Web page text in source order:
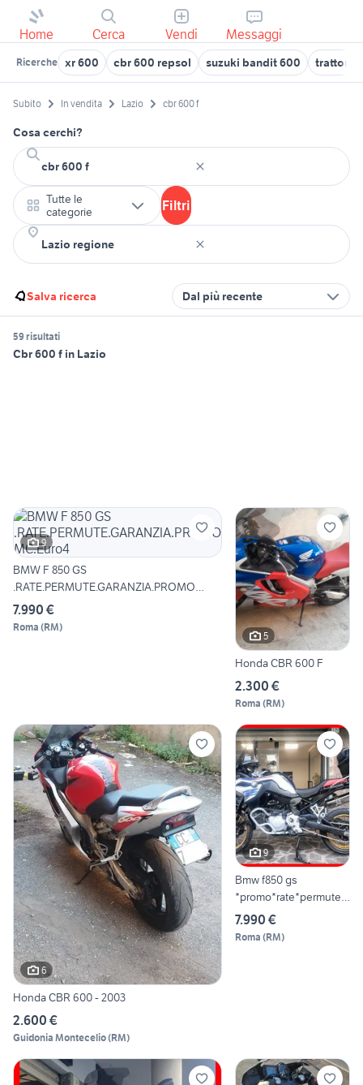
Home Cerca Vendi Messaggi
Ricerche xr 600 cbr 600 repsol suzuki bandit 600 trattore
Subito In vendita Lazio cbr 600 f
Cosa cerchi?
Tutte le
categorie
Filtri
Salva ricerca Dal più recente
59 risultati
Cbr 600 f in Lazio
9
BMW F 850 GS
.RATE.PERMUTE.GARANZIA.PROMO
MC.Euro4
7.990 €
Roma (RM)
5
Honda CBR 600 F
2.300 €
Roma (RM)
6
Honda CBR 600 - 2003
2.600 €
Guidonia Montecelio(RM)
9
Bmw f850 gs
*promo*rate*permute*
garanzia*eu4
7.990 €
Roma (RM)